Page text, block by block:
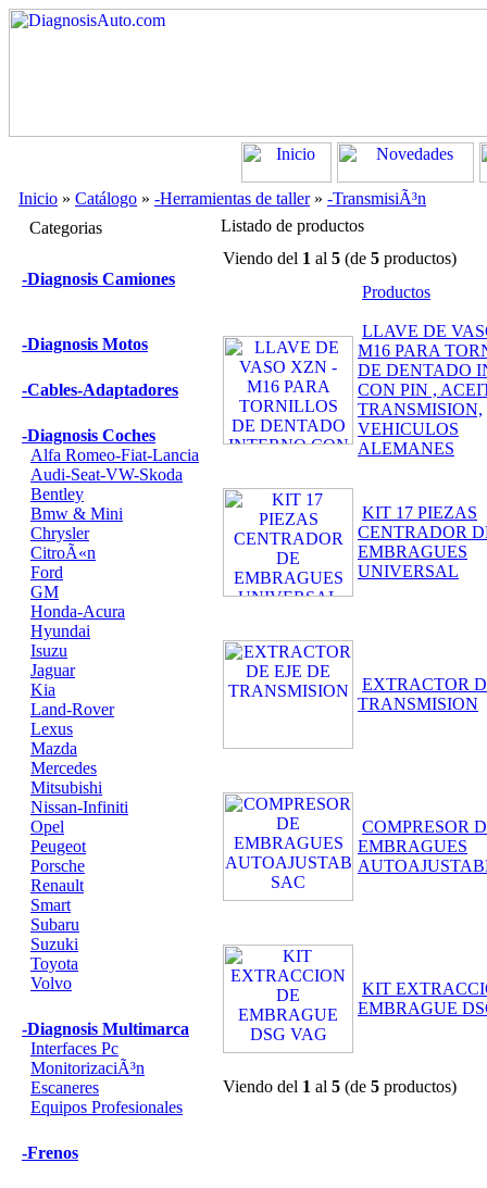
Inicio » Catálogo » -Herramientas de taller» -TransmisiÃ³n
Categorias
-Diagnosis Camiones
-Diagnosis Motos
-Cables-Adaptadores
-Diagnosis Coches
Alfa Romeo-Fiat-Lancia
Audi-Seat-VW-Skoda
Bentley
Bmw & Mini
Chrysler
CitroÃ«n
Ford
GM
Honda-Acura
Hyundai
Isuzu
Jaguar
Kia
Land-Rover
Lexus
Mazda
Mercedes
Mitsubishi
Nissan-Infiniti
Opel
Peugeot
Porsche
Renault
Smart
Subaru
Suzuki
Toyota
Volvo
-Diagnosis Multimarca
Interfaces Pc
MonitorizaciÃ³n
Escaneres
Equipos Profesionales
-Frenos
Listado de productos
Viendo del 1 al 5 (de 5 productos)
Productos
LLAVE DE
M16 PARA
DE DENTADO
CON PIN ,
TRANSMISION,
VEHICULOS
ALEMANES
KIT 17 PIEZAS
CENTRADOR
EMBRAGUES
UNIVERSAL
EXTRACTOR
TRANSMISION
COMPRESOR
EMBRAGUES
KIT
EMBRAGUE
Viendo del 1 al 5 (de 5 productos)